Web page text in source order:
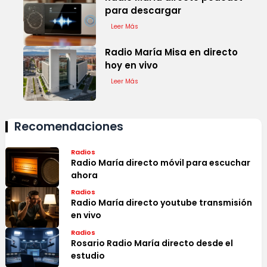
para descargar
Leer Más
Radio María Misa en directo
hoy en vivo
Leer Más
Recomendaciones
Radios
Radio María directo móvil para escuchar
ahora
Radios
Radio María directo youtube transmisión
en vivo
Radios
Rosario Radio María directo desde el
estudio